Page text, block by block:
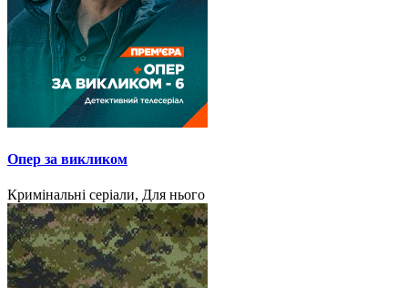
Опер за викликом
Кримінальні серіали, Для нього